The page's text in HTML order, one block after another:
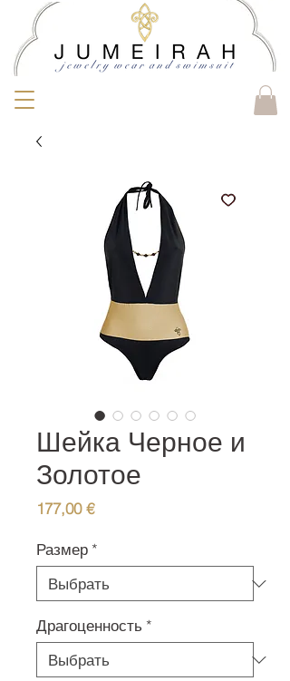
Шейка Черное и
Золотое
177,00 €Цена
Размер *
Драгоценность *